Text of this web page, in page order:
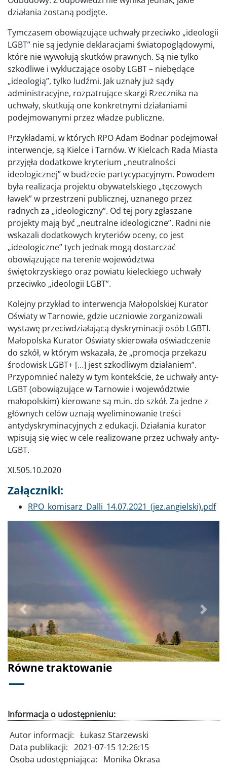
działania zostaną podjęte.
Tymczasem obowiązujące uchwały przeciwko „ideologii
LGBT” nie są jedynie deklaracjami światopoglądowymi,
które nie wywołują skutków prawnych. Są nie tylko
szkodliwe i wykluczające osoby LGBT – niebędące
„ideologią”, tylko ludźmi. Jak uznały już sądy
administracyjne, rozpatrujące skargi Rzecznika na
uchwały, skutkują one konkretnymi działaniami
podejmowanymi przez władze publiczne.
Przykładami, w których RPO Adam Bodnar podejmował
interwencje, są Kielce i Tarnów. W Kielcach Rada Miasta
przyjęła dodatkowe kryterium „neutralności
ideologicznej” w budżecie partycypacyjnym. Powodem
była realizacja projektu obywatelskiego „tęczowych
ławek” w przestrzeni publicznej, uznanego przez
radnych za „ideologiczny”. Od tej pory zgłaszane
projekty mają być „neutralne ideologiczne”. Radni nie
wskazali dodatkowych kryteriów oceny, co jest
„ideologiczne” tych jednak mogą dostarczać
obowiązujące na terenie województwa
świętokrzyskiego oraz powiatu kieleckiego uchwały
przeciwko „ideologii LGBT”.
Kolejny przykład to interwencja Małopolskiej Kurator
Oświaty w Tarnowie, gdzie uczniowie zorganizowali
wystawę przeciwdziałającą dyskryminacji osób LGBTI.
Małopolska Kurator Oświaty skierowała oświadczenie
do szkół, w którym wskazała, że „promocja przekazu
środowisk LGBT+ […] jest szkodliwym działaniem”.
Przypomnieć należy w tym kontekście, że uchwały anty-
LGBT (obowiązujące w Tarnowie i województwie
małopolskim) kierowane są m.in. do szkół. Za jedne z
głównych celów uznają wyeliminowanie treści
antydyskryminacyjnych z edukacji. Działania kurator
wpisują się więc w cele realizowane przez uchwały anty-
LGBT.
XI.505.10.2020
Załączniki:
Dokument
RPO_komisarz_Dalli_14.07.2021_(jez.angielski).pdf
Równe traktowanie
Poprzednie Dalej
Informacja o udostępnieniu:
Autor informacji: Łukasz Starzewski
Data publikacji: 2021-07-15 12:26:15
Osoba udostępniająca:
Monika Okrasa